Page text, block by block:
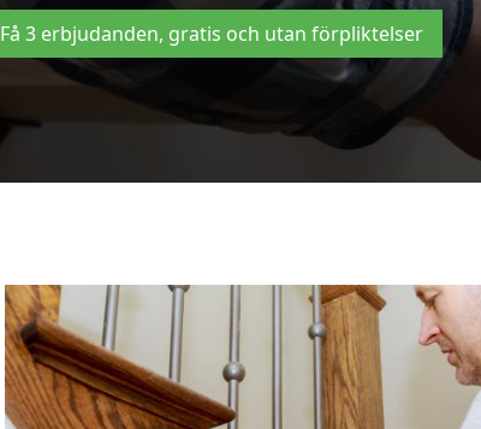
Få 3 erbjudanden, gratis och utan förpliktelser